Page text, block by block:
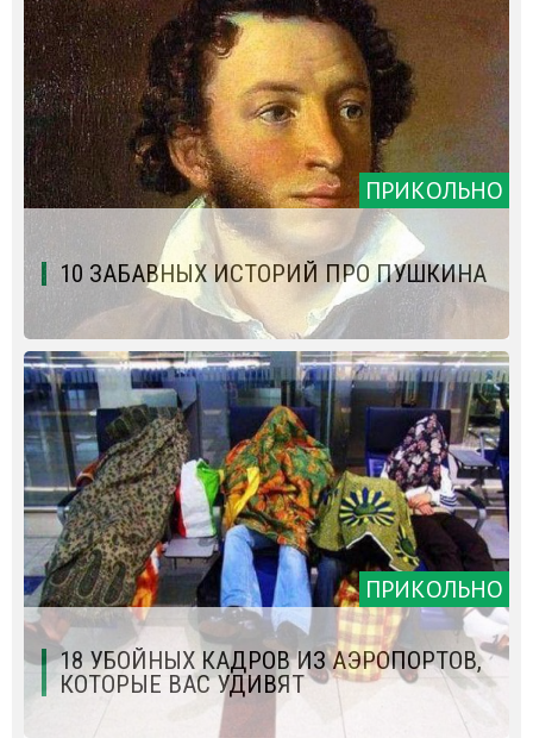
ПРИКОЛЬНО
10 ЗАБАВНЫХ ИСТОРИЙ ПРО ПУШКИНА
ПРИКОЛЬНО
18 УБОЙНЫХ КАДРОВ ИЗ АЭРОПОРТОВ,
КОТОРЫЕ ВАС УДИВЯТ